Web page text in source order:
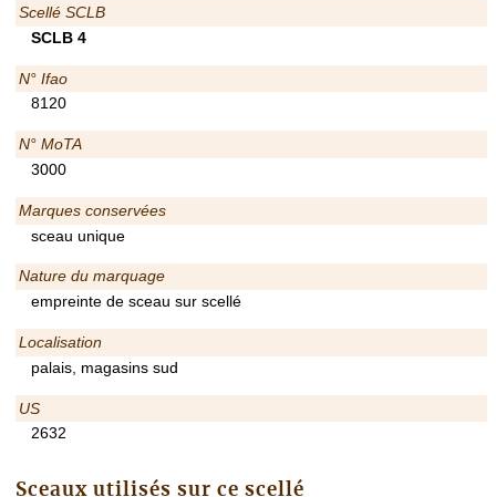
Scellé SCLB
SCLB 4
N° Ifao
8120
N° MoTA
3000
Marques conservées
sceau unique
Nature du marquage
empreinte de sceau sur scellé
Localisation
palais, magasins sud
US
2632
Sceaux utilisés sur ce scellé